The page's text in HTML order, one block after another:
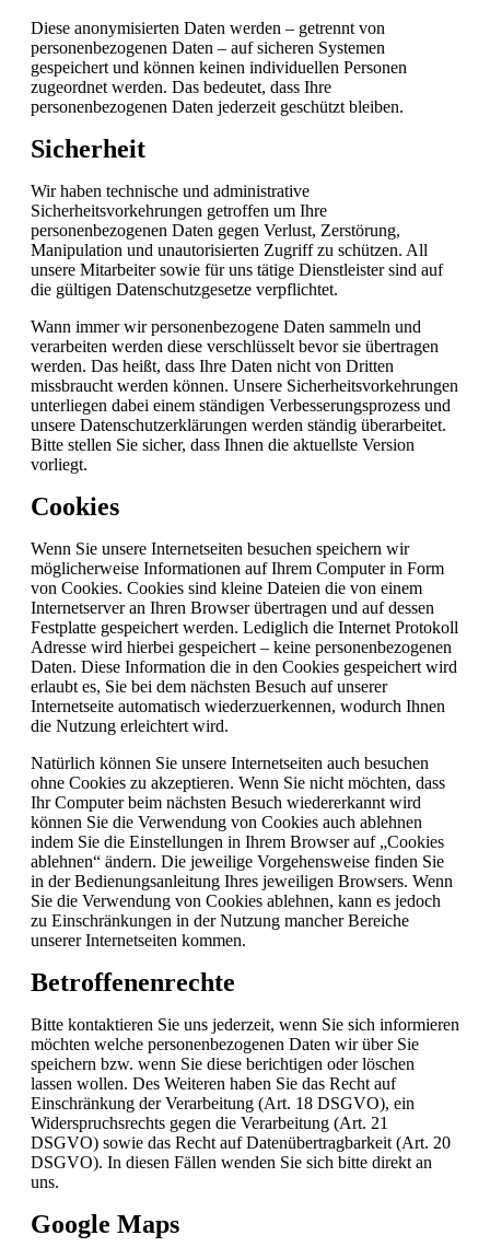
Diese anonymisierten Daten werden – getrennt von
personenbezogenen Daten – auf sicheren Systemen
gespeichert und können keinen individuellen Personen
zugeordnet werden. Das bedeutet, dass Ihre
personenbezogenen Daten jederzeit geschützt bleiben.
Sicherheit
Wir haben technische und administrative
Sicherheitsvorkehrungen getroffen um Ihre
personenbezogenen Daten gegen Verlust, Zerstörung,
Manipulation und unautorisierten Zugriff zu schützen. All
unsere Mitarbeiter sowie für uns tätige Dienstleister sind auf
die gültigen Datenschutzgesetze verpflichtet.
Wann immer wir personenbezogene Daten sammeln und
verarbeiten werden diese verschlüsselt bevor sie übertragen
werden. Das heißt, dass Ihre Daten nicht von Dritten
missbraucht werden können. Unsere Sicherheitsvorkehrungen
unterliegen dabei einem ständigen Verbesserungsprozess und
unsere Datenschutzerklärungen werden ständig überarbeitet.
Bitte stellen Sie sicher, dass Ihnen die aktuellste Version
vorliegt.
Cookies
Wenn Sie unsere Internetseiten besuchen speichern wir
möglicherweise Informationen auf Ihrem Computer in Form
von Cookies. Cookies sind kleine Dateien die von einem
Internetserver an Ihren Browser übertragen und auf dessen
Festplatte gespeichert werden. Lediglich die Internet Protokoll
Adresse wird hierbei gespeichert – keine personenbezogenen
Daten. Diese Information die in den Cookies gespeichert wird
erlaubt es, Sie bei dem nächsten Besuch auf unserer
Internetseite automatisch wiederzuerkennen, wodurch Ihnen
die Nutzung erleichtert wird.
Natürlich können Sie unsere Internetseiten auch besuchen
ohne Cookies zu akzeptieren. Wenn Sie nicht möchten, dass
Ihr Computer beim nächsten Besuch wiedererkannt wird
können Sie die Verwendung von Cookies auch ablehnen
indem Sie die Einstellungen in Ihrem Browser auf „Cookies
ablehnen“ ändern. Die jeweilige Vorgehensweise finden Sie
in der Bedienungsanleitung Ihres jeweiligen Browsers. Wenn
Sie die Verwendung von Cookies ablehnen, kann es jedoch
zu Einschränkungen in der Nutzung mancher Bereiche
unserer Internetseiten kommen.
Betroffenenrechte
Bitte kontaktieren Sie uns jederzeit, wenn Sie sich informieren
möchten welche personenbezogenen Daten wir über Sie
speichern bzw. wenn Sie diese berichtigen oder löschen
lassen wollen. Des Weiteren haben Sie das Recht auf
Einschränkung der Verarbeitung (Art. 18 DSGVO), ein
Widerspruchsrechts gegen die Verarbeitung (Art. 21
DSGVO) sowie das Recht auf Datenübertragbarkeit (Art. 20
DSGVO). In diesen Fällen wenden Sie sich bitte direkt an
uns.
Google Maps